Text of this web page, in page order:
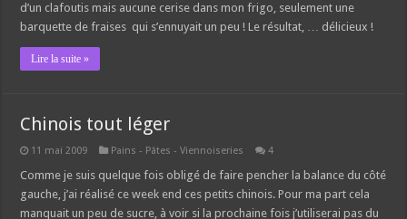
d’un clafoutis mais aucune cerise dans mon frigo, seulement une
barquette de fraises qui s’ennuyait un peu ! Le résultat, … délicieux !
Lire la suite »
Chinois tout léger
11 mai 2009 Pains - Pâtes - Viennoiseries 4
Comme je suis quelque fois obligé de faire pencher la balance du côté
gauche, j’ai réalisé ce week end ces petits chinois. Pour ma part cela
manquait un peu de sucre, à voir si la prochaine fois j’utiliserai pas du